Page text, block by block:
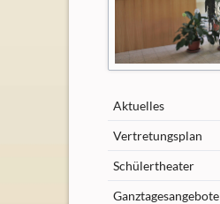
Navigation
Aktuelles
Vertretungsplan
Schülertheater
Ganztagesangebote